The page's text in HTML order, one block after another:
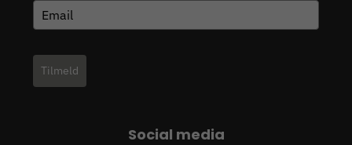
Tilmeld
Social media